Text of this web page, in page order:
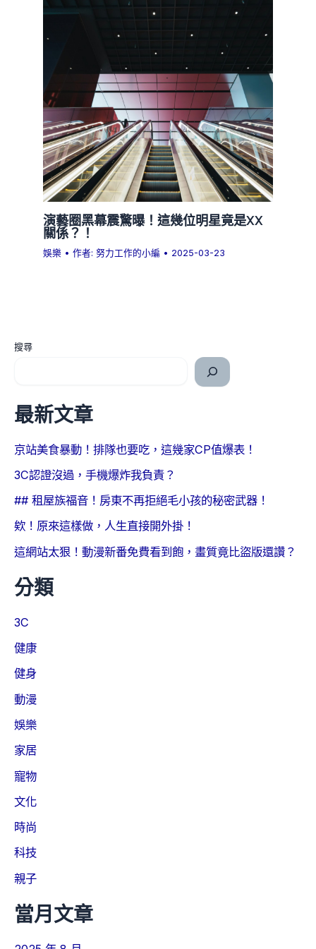
演藝圈黑幕震驚曝！這幾位明星竟是XX
關係？！
娛樂 • 作者:努力工作的小編 • 2025-03-23
搜尋
最新文章
京站美食暴動！排隊也要吃，這幾家CP值爆表！
3C認證沒過，手機爆炸我負責？
## 租屋族福音！房東不再拒絕毛小孩的秘密武器！
欸！原來這樣做，人生直接開外掛！
這網站太狠！動漫新番免費看到飽，畫質竟比盜版還讚？
分類
3C
健康
健身
動漫
娛樂
家居
寵物
文化
時尚
科技
親子
當月文章